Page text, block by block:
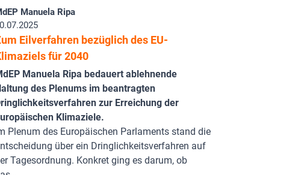
Manuela Ripa
Eilverfahren bezüglich des EU-
für 2040
Manuela Ripa bedauert ablehnende
des Plenums im beantragten
zur Erreichung der
Klimaziele.
Plenum des Europäischen Parlaments stand die
über ein Dringlichkeitsverfahren auf
Tagesordnung. Konkret ging es darum, ob